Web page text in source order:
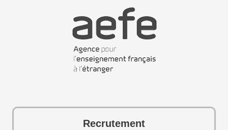
Recrutement